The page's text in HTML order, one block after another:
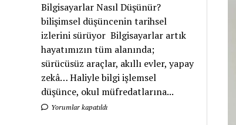
Bilgisayarlar Nasıl Düşünür?
bilişimsel düşüncenin tarihsel
izlerini sürüyor Bilgisayarlar artık
hayatımızın tüm alanında;
sürücüsüz araçlar, akıllı evler, yapay
zekâ… Haliyle bilgi işlemsel
düşünce, okul müfredatlarına...
Yorumlar kapatıldı